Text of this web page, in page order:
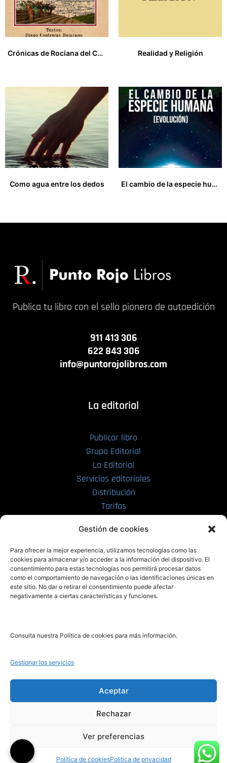
Gestión de cookies
Para ofrecer la mejor experiencia, utilizamos tecnologías como las
cookies para almacenar y/o acceder a la información del dispositivo. El
consentimiento para estas tecnologías nos permitirá procesar datos
como el comportamiento de navegación o las identificaciones únicas en
este sitio. No dar o retirar el consentimiento puede afectar
negativamente a ciertas características y funciones.
Consulta nuestra Política de cookies para más información.
Gestionar los servicios
Aceptar
Rechazar
Ver preferencias
Política de cookiesPolitica de privacidad
Crónicas de Rociana del Condado
Realidad y Religión
Como agua entre los dedos
El cambio de la especie humana (evolución)
Publica tu libro con el sello pionero de autoedición
911 413 306
622 843 306
info@puntorojolibros.com
La editorial
Publicar libro
Grupo Editorial
La Editorial
Servicios editoriales
Distribución
Tarifas
PRL | Films
PRL | Play
PRL | LAB
Noticias
Legal
Aviso Legal
Política de Cookies
Política de Privacidad